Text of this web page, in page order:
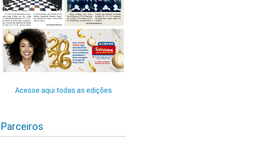
Acesse aqui todas as edições
Parceiros